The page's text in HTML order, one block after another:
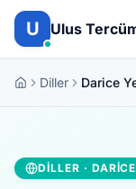
İçeriğe atla
U Ulus
Diller Darice
DILLER ·